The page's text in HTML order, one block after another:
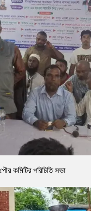
কমিটির পরিচিতি সভা